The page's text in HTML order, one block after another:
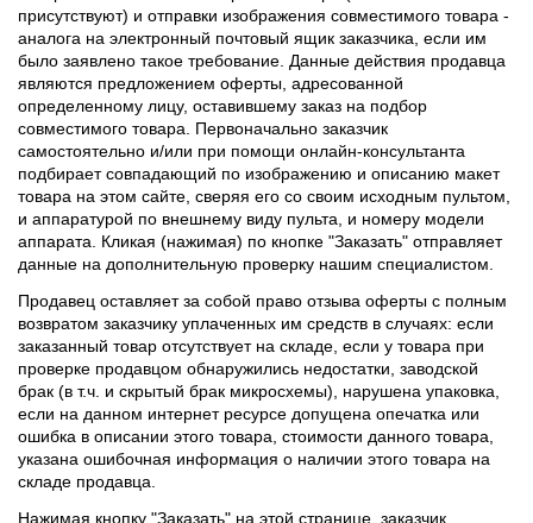
присутствуют) и отправки изображения совместимого товара -
аналога на электронный почтовый ящик заказчика, если им
было заявлено такое требование. Данные действия продавца
являются предложением оферты, адресованной
определенному лицу, оставившему заказ на подбор
совместимого товара. Первоначально заказчик
самостоятельно и/или при помощи онлайн-консультанта
подбирает совпадающий по изображению и описанию макет
товара на этом сайте, сверяя его со своим исходным пультом,
и аппаратурой по внешнему виду пульта, и номеру модели
аппарата. Кликая (нажимая) по кнопке "Заказать" отправляет
данные на дополнительную проверку нашим специалистом.
Продавец оставляет за собой право отзыва оферты с полным
возвратом заказчику уплаченных им средств в случаях: если
заказанный товар отсутствует на складе, если у товара при
проверке продавцом обнаружились недостатки, заводской
брак (в т.ч. и скрытый брак микросхемы), нарушена упаковка,
если на данном интернет ресурсе допущена опечатка или
ошибка в описании этого товара, стоимости данного товара,
указана ошибочная информация о наличии этого товара на
складе продавца.
Нажимая кнопку "Заказать" на этой странице, заказчик